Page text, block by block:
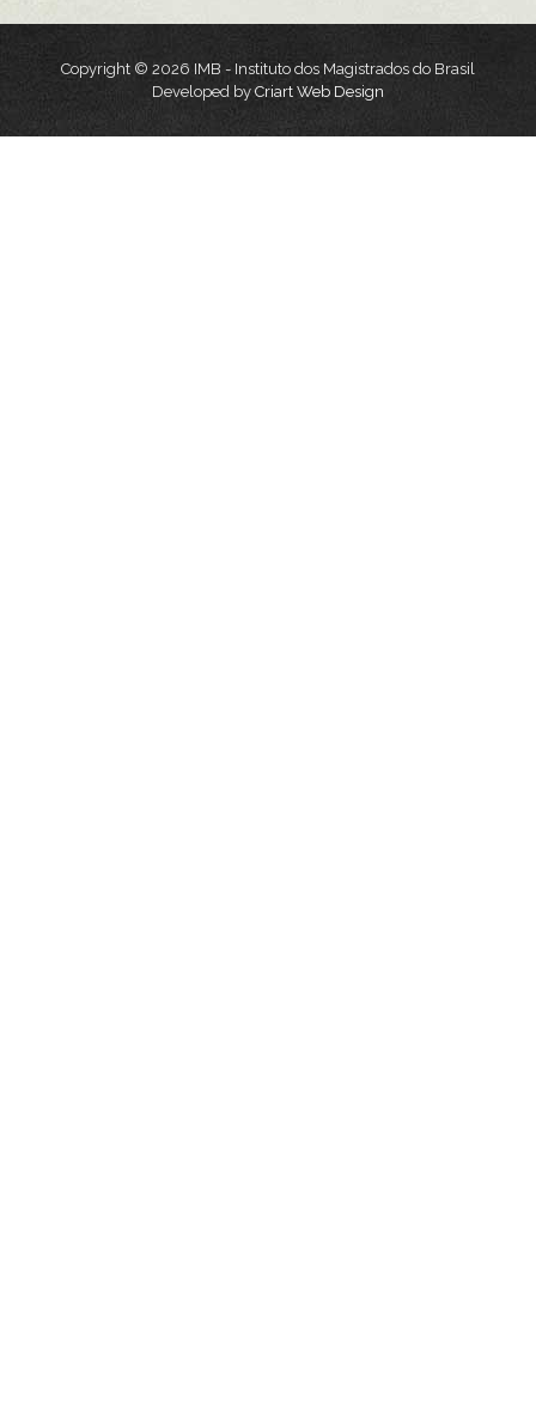
Copyright © 2026 IMB - Instituto dos Magistrados do Brasil
Developed byCriart Web Design